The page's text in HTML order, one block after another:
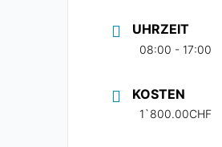
UHRZEIT
08:00 - 17:00
KOSTEN
1`800.00CHF